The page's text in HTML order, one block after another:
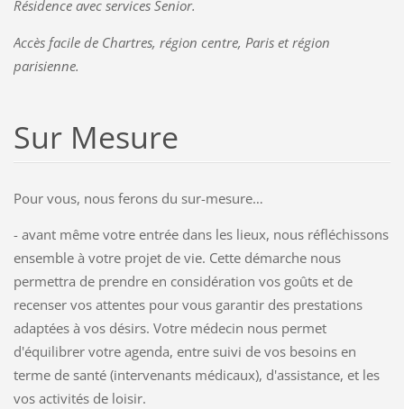
Résidence avec services Senior.
Accès facile de Chartres, région centre, Paris et région
parisienne.
Sur Mesure
Pour vous, nous ferons du sur-mesure…
- avant même votre entrée dans les lieux, nous réfléchissons
ensemble à votre projet de vie. Cette démarche nous
permettra de prendre en considération vos goûts et de
recenser vos attentes pour vous garantir des prestations
adaptées à vos désirs. Votre médecin nous permet
d'équilibrer votre agenda, entre suivi de vos besoins en
terme de santé (intervenants médicaux), d'assistance, et les
vos activités de loisir.